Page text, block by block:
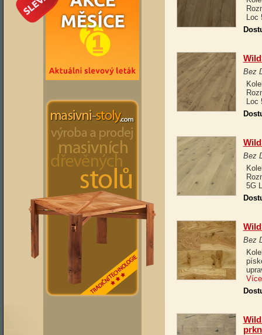
Loc
Bez
Loc
Bez
5G
Bez